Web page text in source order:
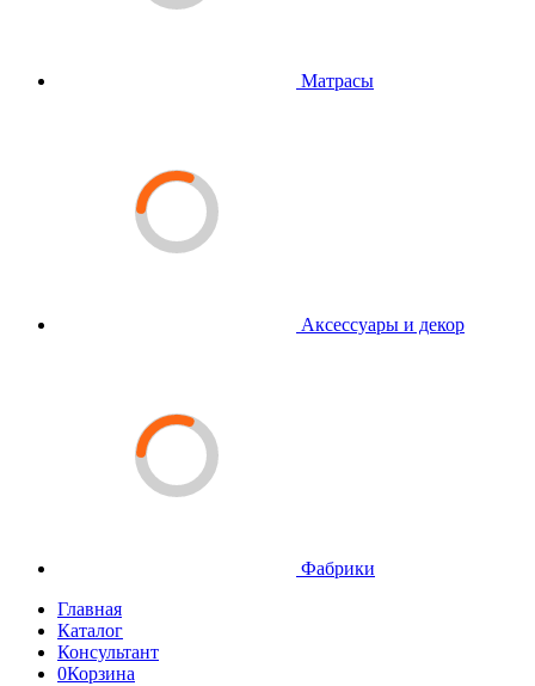
Матрасы
Аксессуары и декор
Фабрики
Главная
Каталог
Консультант
0Корзина